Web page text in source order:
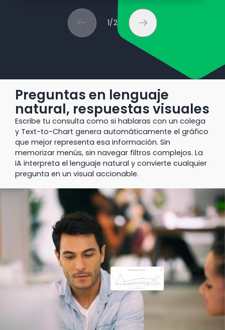
1/2
Preguntas en lenguaje
natural, respuestas visuales
Escribe tu consulta como si hablaras con un colega
y Text-to-Chart genera automáticamente el gráfico
que mejor representa esa información. Sin
memorizar menús, sin navegar filtros complejos. La
IA interpreta el lenguaje natural y convierte cualquier
pregunta en un visual accionable.